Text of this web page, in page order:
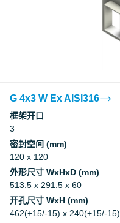
G 4x3 W Ex AISI316
框架开口
3
密封空间 (mm)
120 x 120
外形尺寸 WxHxD (mm)
513.5 x 291.5 x 60
开孔尺寸 WxH (mm)
462(+15/-15) x 240(+15/-15)